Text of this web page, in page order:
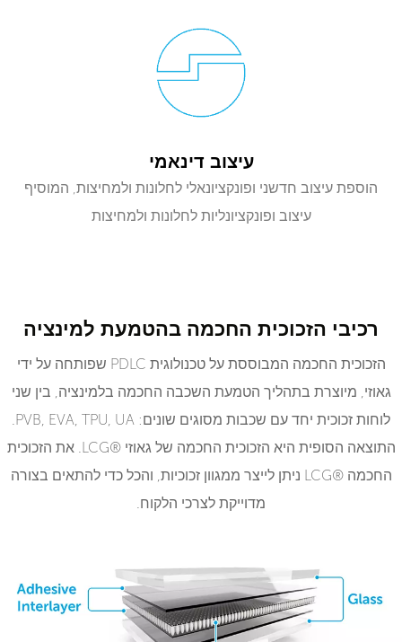
עיצוב דינאמי
הוספת עיצוב חדשני ופונקציונאלי לחלונות ולמחיצות, המוסיף
עיצוב ופונקציונליות לחלונות ולמחיצות
רכיבי הזכוכית החכמה בהטמעת למינציה
הזכוכית החכמה המבוססת על טכנולוגית PDLC שפותחה על ידי
גאוזי, מיוצרת בתהליך הטמעת השכבה החכמה בלמינציה, בין שני
לוחות זכוכית יחד עם שכבות מסוגים שונים: PVB, EVA, TPU, UA.
התוצאה הסופית היא הזכוכית החכמה של גאוזי ®LCG. את הזכוכית
החכמה ®LCG ניתן לייצר ממגוון זכוכיות, והכל כדי להתאים בצורה
מדוייקת לצרכי הלקוח.